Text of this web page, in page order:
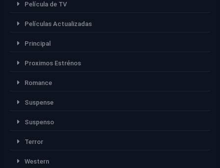
Película de TV
Películas Actualizadas
Principal
Proximos Estrénos
Romance
Suspense
Suspenso
Terror
Western